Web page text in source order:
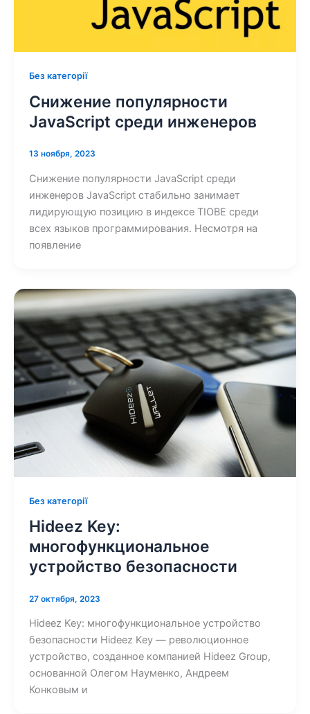
Без категорії
Снижение популярности
JavaScript среди инженеров
13 ноября, 2023
Снижение популярности JavaScript среди
инженеров JavaScript стабильно занимает
лидирующую позицию в индексе TIOBE среди
всех языков программирования. Несмотря на
появление
Без категорії
Hideez Key:
многофункциональное
устройство безопасности
27 октября, 2023
Hideez Key: многофункциональное устройство
безопасности Hideez Key — революционное
устройство, созданное компанией Hideez Group,
основанной Олегом Науменко, Андреем
Конковым и